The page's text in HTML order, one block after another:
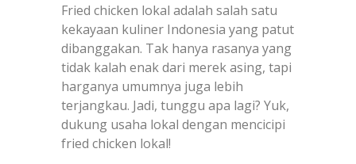
Fried chicken lokal adalah salah satu
kekayaan kuliner Indonesia yang patut
dibanggakan. Tak hanya rasanya yang
tidak kalah enak dari merek asing, tapi
harganya umumnya juga lebih
terjangkau. Jadi, tunggu apa lagi? Yuk,
dukung usaha lokal dengan mencicipi
fried chicken lokal!